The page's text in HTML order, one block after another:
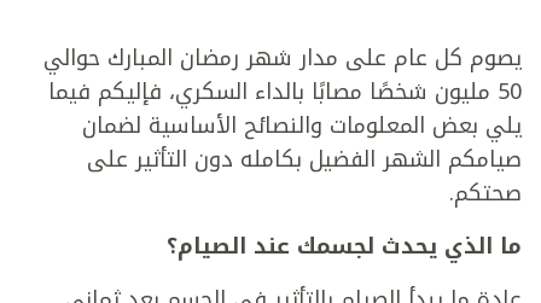
يصوم كل عام على مدار شهر رمضان المبارك حوالي
50 مليون شخصًا مصابًا بالداء السكري، فإليكم فيما
يلي بعض المعلومات والنصائح الأساسية لضمان
صيامكم الشهر الفضيل بكامله دون التأثير على
صحتكم.
ما الذي يحدث لجسمك عند الصيام؟